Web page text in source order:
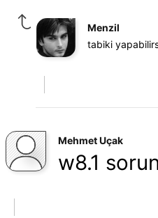
Menzil
tabiki
Mehmet Uçak
w8.1